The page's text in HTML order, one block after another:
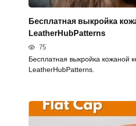
Бесплатная выкройка
LeatherHubPatterns
75
Бесплатная выкройка кожаной
LeatherHubPatterns.